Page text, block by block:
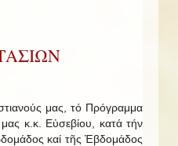
μας, τό Πρόγραμμα
κ.κ. Εὐσεβίου, κατά τήν
καί τῆς Ἑβδομάδος